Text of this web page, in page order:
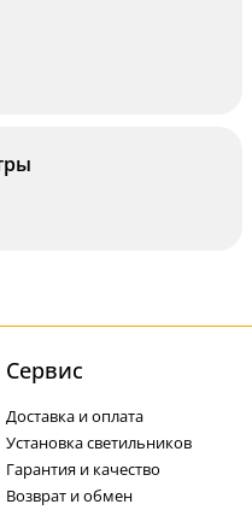
Cервис
Доставка и оплата
Установка светильников
Гарантия и качество
Возврат и обмен